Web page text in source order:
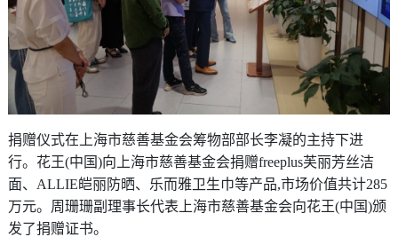
捐赠仪式在上海市慈善基金会筹物部部长李凝的主持下进
行。花王(中国)向上海市慈善基金会捐赠freeplus芙丽芳丝洁
面、ALLIE皑丽防晒、乐而雅卫生巾等产品,市场价值共计285
万元。周珊珊副理事长代表上海市慈善基金会向花王(中国)颁
发了捐赠证书。